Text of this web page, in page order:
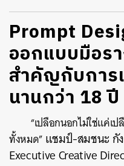
Prompt
ออกแบบมือร
สำคัญกับกา
นานกว่า 18 ปี
“เปลือกนอกไม่ใช่แค่
ทั้งหมด” แชมป์-สมชนะ กั
Executive Creative